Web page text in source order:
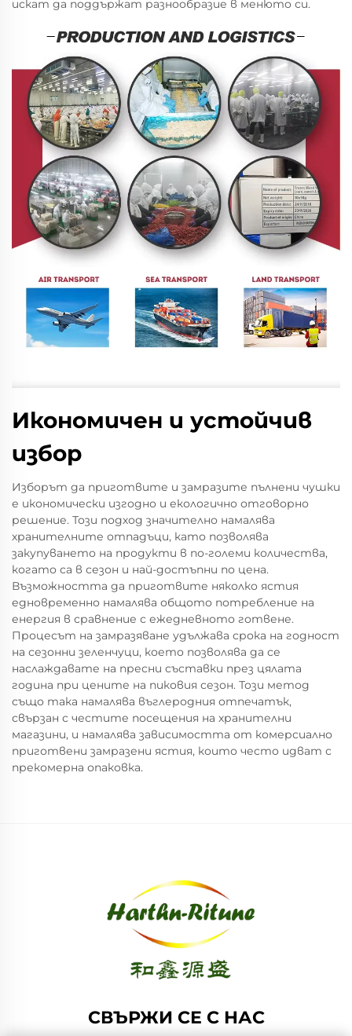
искат да поддържат разнообразие в менюто си.
Икономичен и устойчив
избор
Изборът да приготвите и замразите пълнени чушки
е икономически изгодно и екологично отговорно
решение. Този подход значително намалява
хранителните отпадъци, като позволява
закупуването на продукти в по-големи количества,
когато са в сезон и най-достъпни по цена.
Възможността да приготвите няколко ястия
едновременно намалява общото потребление на
енергия в сравнение с ежедневното готвене.
Процесът на замразяване удължава срока на годност
на сезонни зеленчуци, което позволява да се
наслаждавате на пресни съставки през цялата
година при цените на пиковия сезон. Този метод
също така намалява въглеродния отпечатък,
свързан с честите посещения на хранителни
магазини, и намалява зависимостта от комерсиално
приготвени замразени ястия, които често идват с
прекомерна опаковка.
СВЪРЖИ СЕ С НАС